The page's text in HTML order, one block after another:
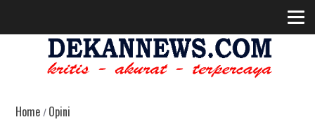
Home/Opini